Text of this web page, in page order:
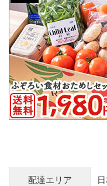
配達エリア